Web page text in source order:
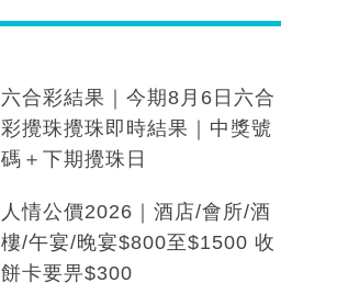
六合彩結果｜今期8月6日六合
彩攪珠攪珠即時結果｜中獎號
碼＋下期攪珠日
人情公價2026｜酒店/會所/酒
樓/午宴/晚宴$800至$1500 收
餅卡要畀$300